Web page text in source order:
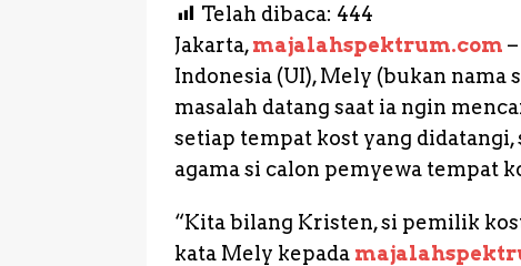
c
e
b
o
o
k
it
te
r
a
ts
A
p
p
n
e
k
a
o
s
e
n
g
e
r
p
e
Telah dibaca: 444
Jakarta,majalahspektrum.com
Indonesia (UI), Mely (bukan nama
masalah datang saat ia ngin
setiap tempat kost yang
agama si calon pemyewa tempat
“Kita bilang Kristen, si pemilik
kata Mely kepada